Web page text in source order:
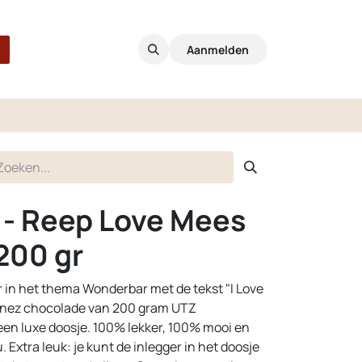
Aanmelden
Reep Love Mees
gr
het thema Wonderbar met de tekst "I Love
chocolade van 200 gram UTZ
luxe doosje. 100% lekker, 100% mooi en
Extra leuk: je kunt de inlegger in het doosje